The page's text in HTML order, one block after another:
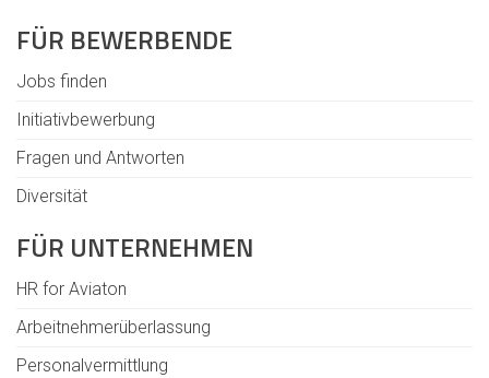
FÜR BEWERBENDE
Jobs finden
Initiativbewerbung
Fragen und Antworten
Diversität
FÜR UNTERNEHMEN
HR for Aviaton
Arbeitnehmerüberlassung
Personalvermittlung